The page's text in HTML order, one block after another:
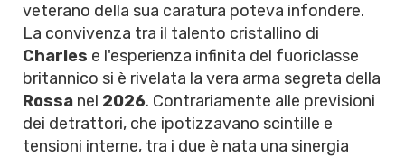
veterano della sua caratura poteva infondere.
La convivenza tra il talento cristallino di
Charles e l'esperienza infinita del fuoriclasse
britannico si è rivelata la vera arma segreta della
Rossa nel 2026. Contrariamente alle previsioni
dei detrattori, che ipotizzavano scintille e
tensioni interne, tra i due è nata una sinergia